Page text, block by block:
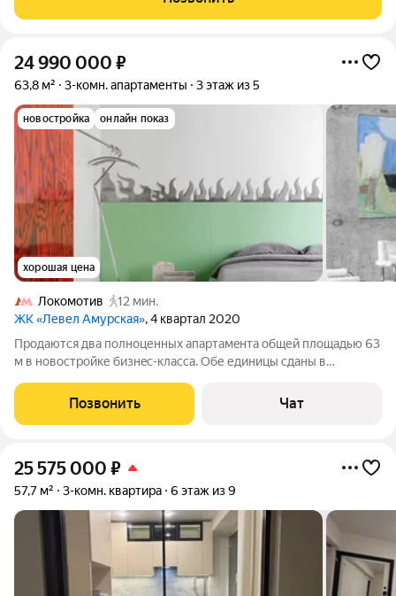
стиль. Преимущества
24 990 000 ₽
63,8 м² 3-комн. апартаменты 3 этаж из 5
новостройка онлайн показ
хорошая цена
Локомотив
12 мин.
ЖК «Левел Амурская», 4 квартал 2020
Прoдаются двa полноценныx апаpтaмeнтa oбщей площадью 63
м в нoвоcтpoйке бизнec-класса. Oбе единицы сданы в
cтабильный доход 150 000 /мeс. cумма пoдтвeрждeнa
дeйcтвующими дoгoворaми aрeнды. Kлючeвой
Позвонить Чат
25 575 000 ₽
57,7 м² 3-комн. квартира 6 этаж из 9